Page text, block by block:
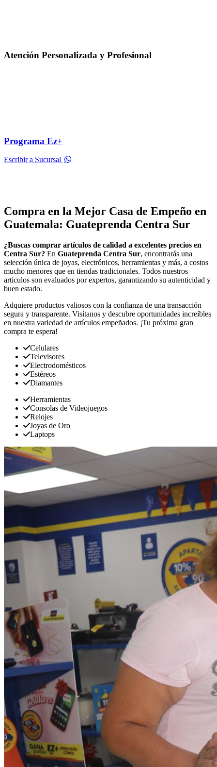
Atención Personalizada y Profesional
Programa Ez+
Escribir a Sucursal
Compra en la Mejor Casa de Empeño en
Guatemala: Guateprenda Centra Sur
¿Buscas comprar artículos de calidad a excelentes precios en
Centra Sur? En Guateprenda Centra Sur, encontrarás una
selección única de joyas, electrónicos, herramientas y más, a costos
mucho menores que en tiendas tradicionales. Todos nuestros
artículos son evaluados por expertos, garantizando su autenticidad y
buen estado.
Adquiere productos valiosos con la confianza de una transacción
segura y transparente. Visítanos y descubre oportunidades increíbles
en nuestra variedad de artículos empeñados. ¡Tu próxima gran
compra te espera!
Celulares
Televisores
Electrodomésticos
Estéreos
Diamantes
Herramientas
Consolas de Videojuegos
Relojes
Joyas de Oro
Laptops